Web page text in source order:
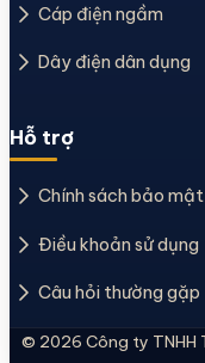
Cáp điện ngầm
Dây điện dân dụng
Hỗ trợ
Chính sách bảo mật
Điều khoản sử dụng
Câu hỏi thường gặp
© 2026 Công ty TNHH